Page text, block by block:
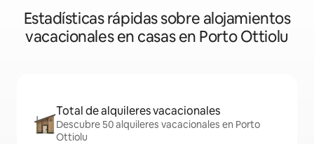
Estadísticas rápidas sobre alojamientos
vacacionales en casas en Porto Ottiolu
Total de alquileres vacacionales
Descubre 50 alquileres vacacionales en Porto
Ottiolu